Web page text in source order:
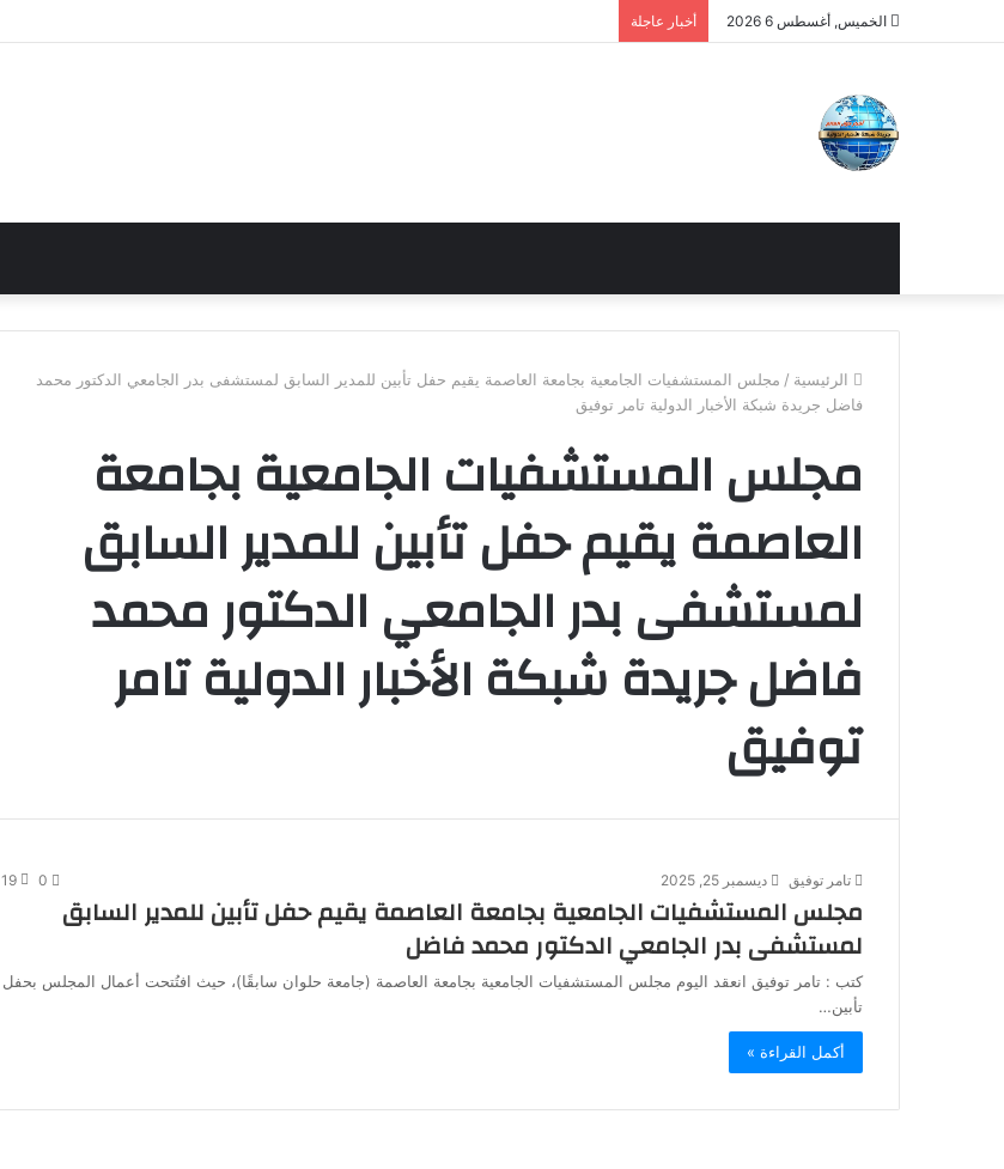
الخميس, أغسطس 6 2026 أخبار عاجلة
الرئيسية / مجلس المستشفيات الجامعية بجامعة العاصمة يقيم حفل تأبين للمدير السابق لمستشفى بدر الجامعي الدكتور محمد
فاضل جريدة شبكة الأخبار الدولية تامر توفيق
مجلس المستشفيات الجامعية بجامعة
العاصمة يقيم حفل تأبين للمدير السابق
لمستشفى بدر الجامعي الدكتور محمد
فاضل جريدة شبكة الأخبار الدولية تامر
توفيق
تامر توفيق ديسمبر 25, 2025 0
19
مجلس المستشفيات الجامعية بجامعة العاصمة يقيم حفل تأبين للمدير السابق
لمستشفى بدر الجامعي الدكتور محمد فاضل
كتب : تامر توفيق انعقد اليوم مجلس المستشفيات الجامعية بجامعة العاصمة (جامعة حلوان سابقًا)، حيث افتُتحت أعمال المجلس بحفل
تأبين…
أكمل القراءة »